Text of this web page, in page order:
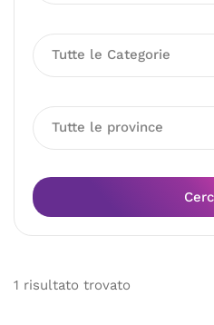
Tutte le Categorie
Tutte le province
1 risultato trovato